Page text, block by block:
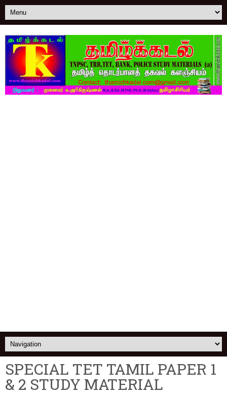
SPECIAL TET TAMIL PAPER 1
& 2 STUDY MATERIAL